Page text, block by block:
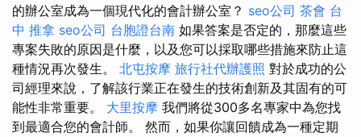
的辦公室成為一個現代化的會計辦公室？ seo公司 茶會 台
中 推拿 seo公司 台胞證台南 如果答案是否定的，那麼這些
專案失敗的原因是什麼，以及您可以採取哪些措施來防止這
種情況再次發生。 北屯按摩 旅行社代辦護照 對於成功的公
司經理來說，了解該行業正在發生的技術創新及其固有的可
能性非常重要。 大里按摩 我們將從300多名專家中為您找
到最適合您的會計師。 然而，如果你讓回饋成為一種定期